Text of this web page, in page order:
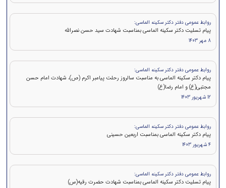
روابط عمومی دفتر دکتر سکینه الماسی:
پيام تسلیت دکتر سکینه الماسی بمناسبت شهادت سید حسن نصرالله
8 مهر 1403
روابط عمومی دفتر دکتر سکینه الماسی:
پیام دکتر سکینه الماسی به مناسبت سالروز رحلت پیامبر اکرم (ص)، شهادت امام حسن
مجتبی(ع) و امام رضا(ع)
12 شهریور 1403
روابط عمومی دفتر دکتر سکینه الماسی:
پیام دکتر سکینه الماسی بمناسبت اربعین حسینی
4 شهریور 1403
روابط عمومی دفتر دکتر سکینه الماسی:
پیام تسلیت دکتر سکینه الماسی بمناسبت شهادت حضرت رقیه(س)